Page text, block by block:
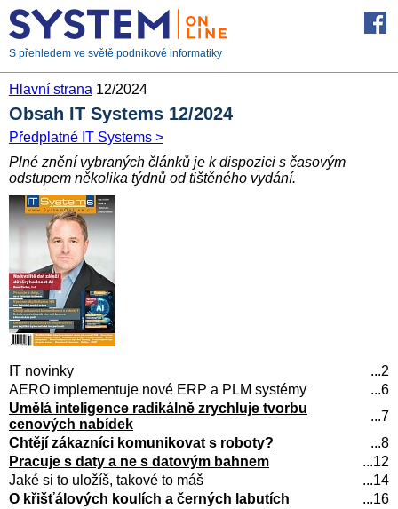
S přehledem ve světě podnikové informatiky
Hlavní strana 12/2024
Obsah IT Systems 12/2024
Předplatné IT Systems >
Plné znění vybraných článků je k dispozici s časovým
odstupem několika týdnů od tištěného vydání.
IT novinky
...2
AERO implementuje nové ERP a PLM systémy
...6
Umělá inteligence radikálně zrychluje tvorbu
cenových nabídek
...7
Chtějí zákazníci komunikovat s roboty?
...8
Pracuje s daty a ne s datovým bahnem
...12
Jaké si to uložíš, takové to máš
...14
O křišťálových koulích a černých labutích
...16